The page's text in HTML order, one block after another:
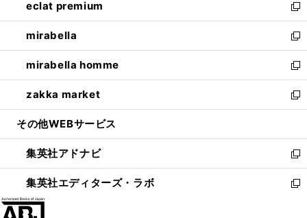
く
で
開
く
ド
ウ
で
開
く
ィ
ン
ド
ウ
で
開
く
い
ウ
ィ
ン
ド
ウ
で
開
eclat premium
新
し
い
ウ
ィ
ン
ド
ウ
開
く
mirabella
新
し
い
ウ
ィ
ン
ウ
で
開
く
mirabella homme
新
し
い
ウ
ン
ド
ウ
で
zakka market
新
し
ウ
ィ
ン
ド
その他WEBサービス
集英社アドナビ
新
し
い
集英社エディターズ・ラボ
新